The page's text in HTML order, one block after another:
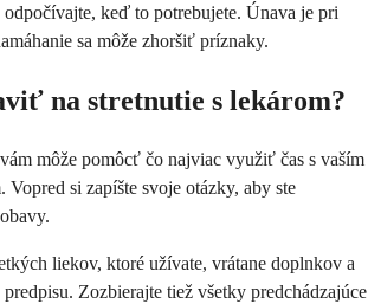
odpočívajte, keď to potrebujete. Únava je pri
sa môže zhoršiť príznaky.
na stretnutie s lekárom?
môže pomôcť čo najviac využiť čas s vaším
si zapíšte svoje otázky, aby ste
liekov, ktoré užívate, vrátane doplnkov a
Zozbierajte tiež všetky predchádzajúce